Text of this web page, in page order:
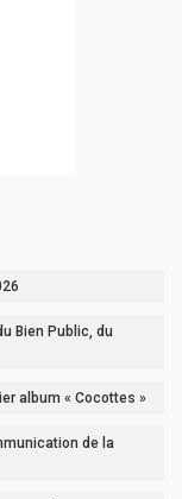
Bien Public, du
album « Cocottes »
de la